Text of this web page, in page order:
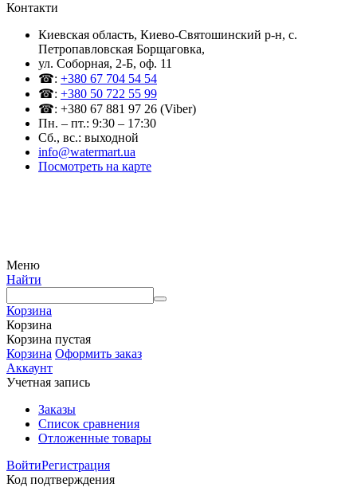
Контакти
Киевская область, Киево-Святошинский р-н, c.
Петропавловская Борщаговка,
ул. Соборная, 2-Б, оф. 11
☎: +380 67 704 54 54
☎: +380 50 722 55 99
☎: +380 67 881 97 26 (Viber)
Пн. – пт.: 9:30 – 17:30
Сб., вс.: выходной
info@watermart.ua
Посмотреть на карте
Меню
Найти
Корзина
Корзина
Корзина пустая
Корзина Оформить заказ
Аккаунт
Учетная запись
Заказы
Список сравнения
Отложенные товары
ВойтиРегистрация
Код подтверждения